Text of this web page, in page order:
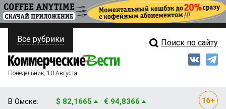
ПОЛИТИКА
ФИНАНСЫ
Свежий выпуск
Все рубрики Поиск по сайту
Понедельник, 10 Августа
В Омске: $ 82,1665 € 94,8366